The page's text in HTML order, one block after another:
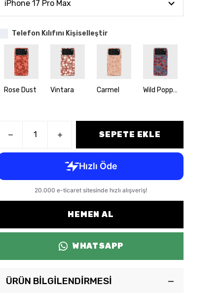
Telefon Kılıfını Kişiselleştir
Rose Dust Vintara Carmel Wild Poppyfield
SEPETE EKLE
HEMEN AL
WHATSAPP
ÜRÜN BİLGİLENDİRMESİ